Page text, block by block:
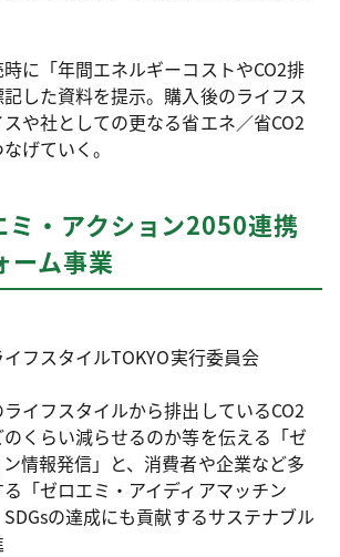
に「年間エネルギーコストやCO2排
した資料を提示。購入後のライフス
や社としての更なる省エネ／省CO2
げていく。
ミ・アクション2050連携
ーム事業
フスタイルTOKYO実行委員会
イフスタイルから排出しているCO2
くらい減らせるのか等を伝える「ゼ
情報発信」と、消費者や企業など多
「ゼロエミ・アイディアマッチン
の達成にも貢献するサステナブル